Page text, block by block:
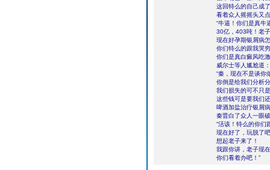
这回特么的自己成
看着众人摇摇头又
“牛逼！你们是真牛
30亿，403吨！老
现在好孕期银屑病
你们特么的跟我哭
你们是真白癜风吃
威尔士等人尴尬道：
“秦，现在不是谈你
你倒是给我们分析
我们损失的可不只
这些钱可是要我们
啤酒加盐治疗银屑病
秦晋白了众人一眼
“活该！特么的你们
现在好了，玩脱了
想起老子来了！
我跟你讲，老子现
你们看着办吧！”